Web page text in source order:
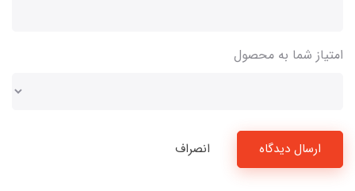
امتیاز شما به محصول
ارسال دیدگاه انصراف